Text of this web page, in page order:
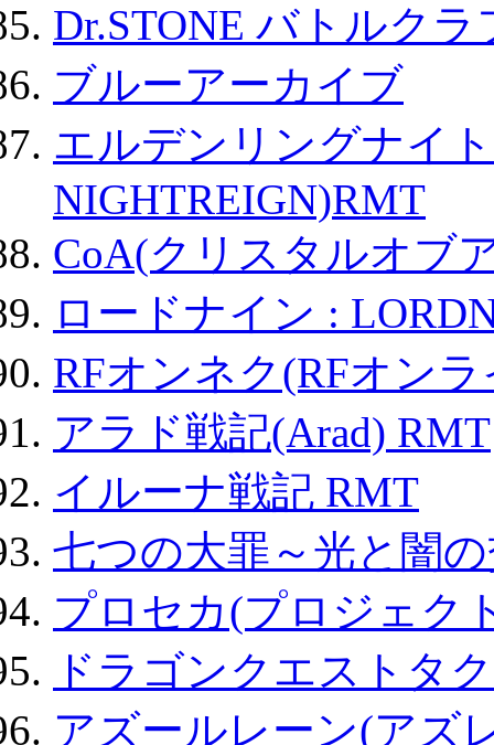
Dr.STONE バトルク
ブルーアーカイブ
エルデンリングナイ
NIGHTREIGN)RMT
CoA(クリスタルオブ
ロードナイン :
RFオンネク(RFオン
アラド戦記(Arad) RMT
イルーナ戦記 RMT
七つの大罪～光と闇
プロセカ(プロジェク
ドラゴンクエストタ
アズールレーン(アズ